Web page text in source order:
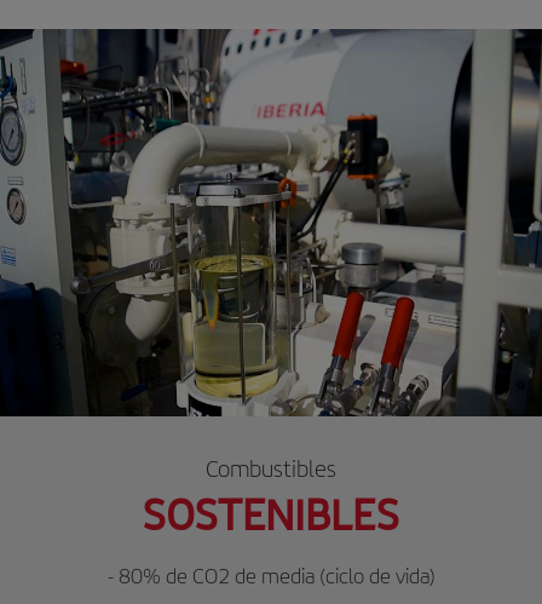
Combustibles
SOSTENIBLES
- 80% de CO2 de media (ciclo de vida)